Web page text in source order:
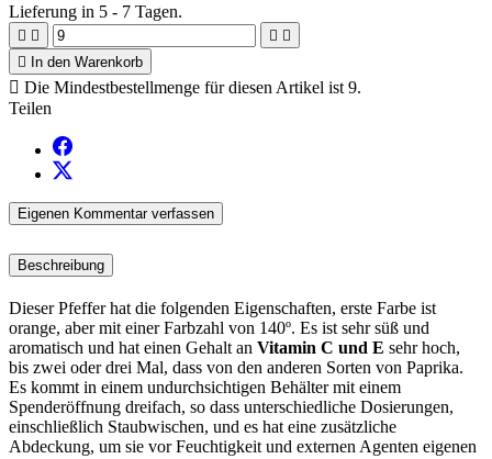
Lieferung in 5 - 7 Tagen.
   
 In den Warenkorb
 Die Mindestbestellmenge für diesen Artikel ist 9.
Teilen
Eigenen Kommentar verfassen
Beschreibung
Dieser Pfeffer hat die folgenden Eigenschaften, erste Farbe ist
orange, aber mit einer Farbzahl von 140º. Es ist sehr süß und
aromatisch und hat einen Gehalt an Vitamin C und E sehr hoch,
bis zwei oder drei Mal, dass von den anderen Sorten von Paprika.
Es kommt in einem undurchsichtigen Behälter mit einem
Spenderöffnung dreifach, so dass unterschiedliche Dosierungen,
einschließlich Staubwischen, und es hat eine zusätzliche
Abdeckung, um sie vor Feuchtigkeit und externen Agenten eigenen